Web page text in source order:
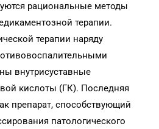
рациональные методы
терапии.
терапии наряду
внутрисуставные
кислоты (ГК). Последняя
препарат, способствующий
патологического